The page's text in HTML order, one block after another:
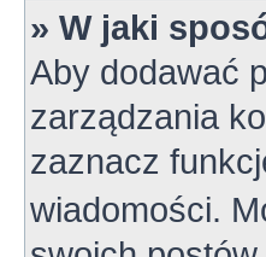
» W jaki
Aby dodawać
zarządzania
zaznacz
wiadomości.